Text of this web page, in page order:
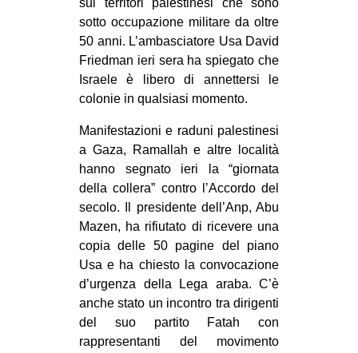
sui territori palestinesi che sono
sotto occupazione militare da oltre
50 anni. L’ambasciatore Usa David
Friedman ieri sera ha spiegato che
Israele è libero di annettersi le
colonie in qualsiasi momento.
Manifestazioni e raduni palestinesi
a Gaza, Ramallah e altre località
hanno segnato ieri la “giornata
della collera” contro l’Accordo del
secolo. Il presidente dell’Anp, Abu
Mazen, ha rifiutato di ricevere una
copia delle 50 pagine del piano
Usa e ha chiesto la convocazione
d’urgenza della Lega araba. C’è
anche stato un incontro tra dirigenti
del suo partito Fatah con
rappresentanti del movimento